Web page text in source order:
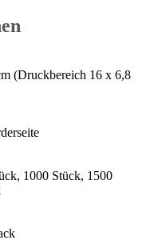
(Druckbereich 16 x 6,8
1000 Stück, 1500